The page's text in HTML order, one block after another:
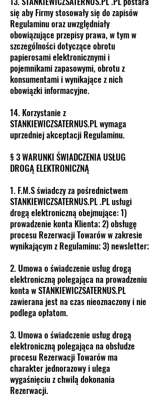
się aby Firmy stosowały się do zapisów
Regulaminu oraz uwzględniały
obowiązujące przepisy prawa, w tym w
szczególności dotyczące obrotu
papierosami elektronicznymi i
pojemnikami zapasowymi, obrotu z
konsumentami i wynikające z nich
obowiązki informacyjne.
14. Korzystanie z
STANKIEWICZSATERNUS.PL wymaga
uprzedniej akceptacji Regulaminu.
§ 3 WARUNKI ŚWIADCZENIA USŁUG
DROGĄ ELEKTRONICZNĄ
1. F.M.S świadczy za pośrednictwem
STANKIEWICZSATERNUS.PL .PL usługi
drogą elektroniczną obejmujące: 1)
prowadzenie konta Klienta; 2) obsługę
procesu Rezerwacji Towarów w zakresie
wynikającym z Regulaminu; 3) newsletter;
2. Umowa o świadczenie usług drogą
elektroniczną polegająca na prowadzeniu
konta w STANKIEWICZSATERNUS.PL
zawierana jest na czas nieoznaczony i nie
podlega opłatom.
3. Umowa o świadczenie usług drogą
elektroniczną polegająca na obsłudze
procesu Rezerwacji Towarów ma
charakter jednorazowy i ulega
wygaśnięciu z chwilą dokonania
Rezerwacji.